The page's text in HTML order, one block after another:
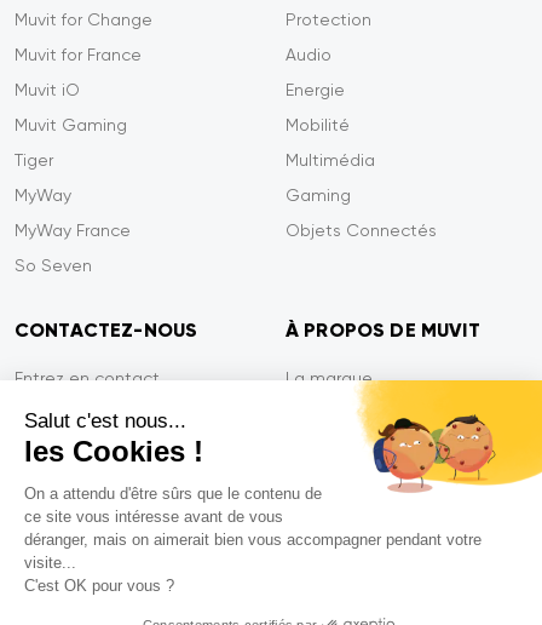
Salut c'est nous...
les Cookies !
On a attendu d'être sûrs que le contenu de
ce site vous intéresse avant de vous
déranger, mais on aimerait bien vous accompagner pendant votre
visite...
C'est OK pour vous ?
Muvit for Change
Muvit for France
Muvit iO
Muvit Gaming
Tiger
MyWay
MyWay France
So Seven
Protection
Audio
Energie
Mobilité
Multimédia
Gaming
Objets Connectés
CONTACTEZ-NOUS
Entrez en contact
Paiement sécurisé
Efficacité du service
Garantie Tiger
FAQ
À PROPOS DE MUVIT
La marque
Confidentialité
Contactez-nous
Mentions légales